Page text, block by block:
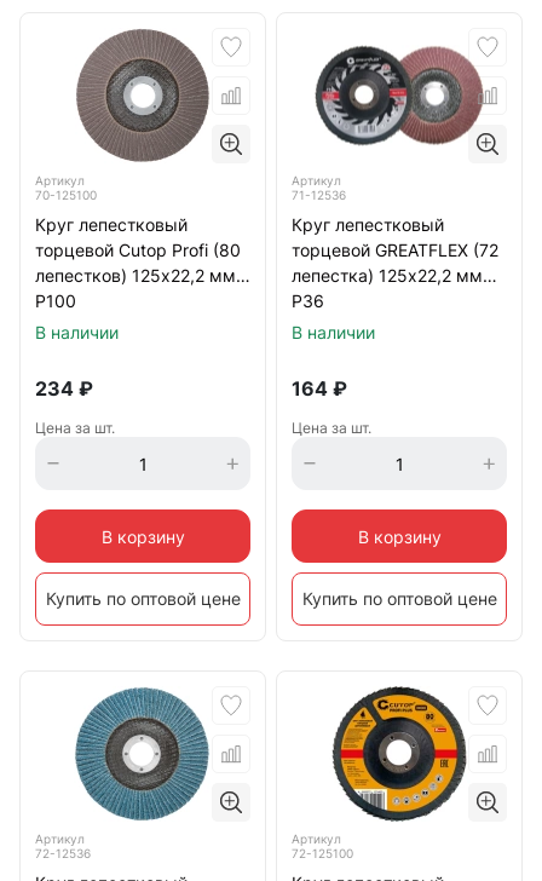
Артикул
70-125100
Круг лепестковый
торцевой Cutop Profi (80
лепестков) 125х22,2 мм
Р100
В наличии
234 ₽
Цена за шт.
В корзину
Купить по оптовой цене
Артикул
71-12536
Круг лепестковый
торцевой GREATFLEX (72
лепестка) 125х22,2 мм
Р36
В наличии
164 ₽
Цена за шт.
В корзину
Купить по оптовой цене
Артикул
72-12536
Артикул
72-125100